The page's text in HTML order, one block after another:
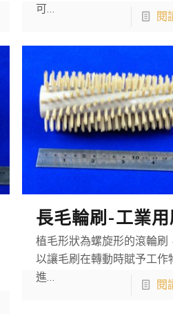
可…
閱
長毛輪刷-工業用
植毛形狀為螺旋形的滾輪刷
以讓毛刷在轉動時賦予工作
進…
閱